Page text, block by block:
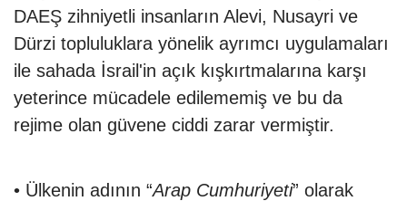
DAEŞ zihniyetli insanların Alevi, Nusayri ve
Dürzi topluluklara yönelik ayrımcı uygulamaları
ile sahada İsrail'in açık kışkırtmalarına karşı
yeterince mücadele edilememiş ve bu da
rejime olan güvene ciddi zarar vermiştir.
• Ülkenin adının “Arap Cumhuriyeti” olarak